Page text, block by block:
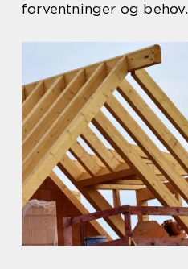
forventninger og behov.